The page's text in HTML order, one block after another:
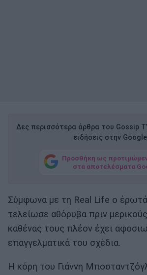
Δες περισσότερα άρθρα του Gossip
ειδήσεις στην Google
Προσθήκη ως
στα αποτελέσματα
Σύμφωνα με τη Real Life ο
τελείωσε αθόρυβα πριν
καθένας τους πλέον έχει
επαγγελματικά του σχέδια.
Η κόρη του Γιάννη